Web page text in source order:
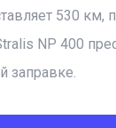
530 км,
NP 400
заправке.